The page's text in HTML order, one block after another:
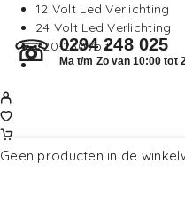
12 Volt Led Verlichting
24 Volt Led Verlichting
220-230Volt
☏ 0294 248 025
Ma t/m Zo van 10:00 tot
Geen producten in de